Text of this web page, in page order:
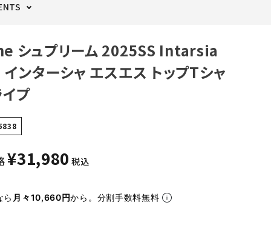
シュプリーム 2025SS Intarsia
ンターシャ エスエス トップTシャ
プ
¥31,980 税込
ら 月々10,660円から。分割手数料無料